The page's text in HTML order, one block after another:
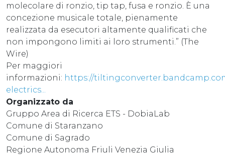
molecolare di ronzio, tip tap, fusa e ronzio. È una
concezione musicale totale, pienamente
realizzata da esecutori altamente qualificati che
non impongono limiti ai loro strumenti.” (The
Wire)
Per maggiori
informazioni: https://
electrics...
Organizzato da
Gruppo Area di Ricerca ETS - DobiaLab
Comune di Staranzano
Comune di Sagrado
Regione Autonoma Friuli Venezia Giulia